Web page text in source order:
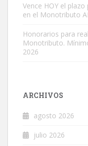
Vence HOY el
en el Monotributo
Honorarios para
Monotributo.
2026
ARCHIVOS
agosto 2026
julio 2026